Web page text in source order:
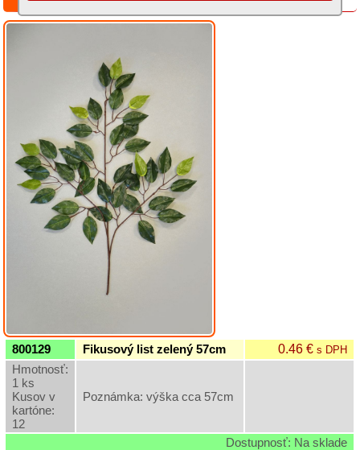
s
čečinou
Hlavy
kvetov
Kusové
kvety
Doplňková
zeleň
Záhradný
sortiment
Semená
800129 Fikusový list zelený 57cm 0.46 €s DPH
Hmotnosť:
1 ks
Kusov v
kartóne:
12
Poznámka: výška cca 57cm
Dostupnosť: Na sklade